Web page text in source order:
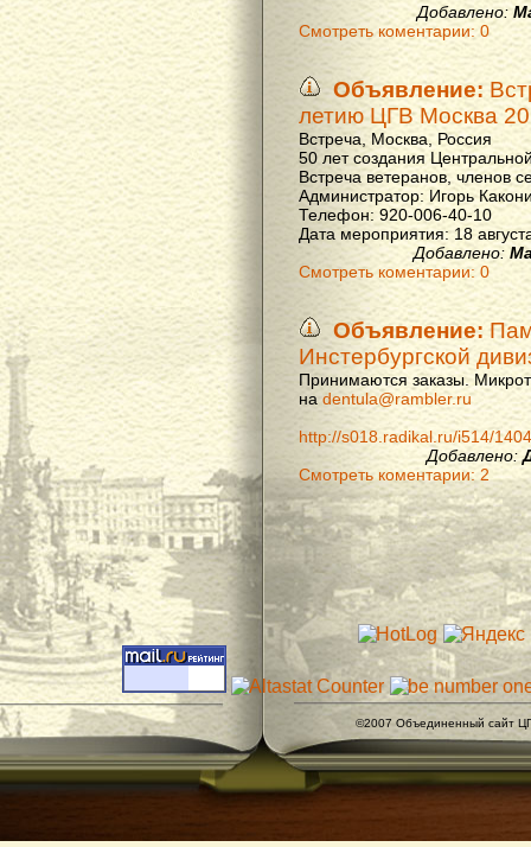
Добавлено:
Смотреть коментарии: 0
Объявление:
летию ЦГВ Москва
Встреча, Москва, Россия
50 лет создания
Встреча ветеранов, членов
Администратор: Игорь
Телефон: 920-006-40-10
Дата мероприятия: 18
Добавлено:
Смотреть коментарии: 0
Объявление:
Инстербургской
Принимаются заказы.
на dentula@rambler.ru
http://s018.radikal.ru/i514/
Добавлено:
Смотреть коментарии: 2
©2007 Объединенный сайт